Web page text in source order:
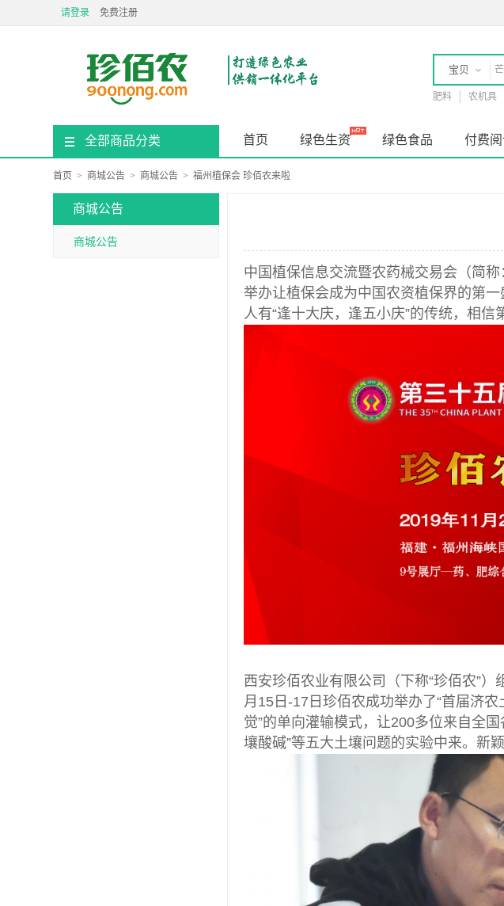
请登录 免费注册
宝贝
店铺
肥料 农机具
全部商品分类 首页 绿色生资 绿色食品 付费
首页 > 商城公告 > 商城公告 > 福州植保会 珍佰农来啦
商城公告
商城公告
中国植保信息交流暨农药械交易会（简
举办让植保会成为中国农资植保界的第
人有“逢十大庆，逢五小庆”的传统，相
西安珍佰农业有限公司（下称“珍佰农”
月15日-17日珍佰农成功举办了“首届济
觉”的单向灌输模式，让200多位来自全
壤酸碱”等五大土壤问题的实验中来。新